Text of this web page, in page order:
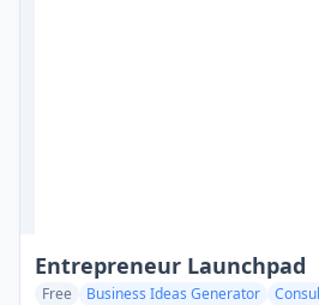
Entrepreneur Launchpad
Free Business Ideas Generator